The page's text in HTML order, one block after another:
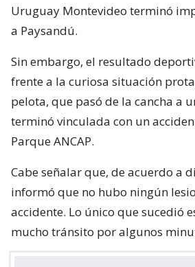
Uruguay Montevideo terminó
a Paysandú.
Sin embargo, el resultado
frente a la curiosa situación
pelota, que pasó de la cancha a
terminó vinculada con un
Parque ANCAP.
Cabe señalar que, de acuerdo a
informó que no hubo ningún
accidente. Lo único que sucedió
mucho tránsito por algunos